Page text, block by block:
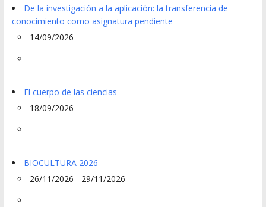
De la investigación a la aplicación: la transferencia de
conocimiento como asignatura pendiente
14/09/2026
El cuerpo de las ciencias
18/09/2026
BIOCULTURA 2026
26/11/2026 - 29/11/2026